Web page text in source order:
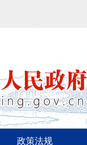
政策法规